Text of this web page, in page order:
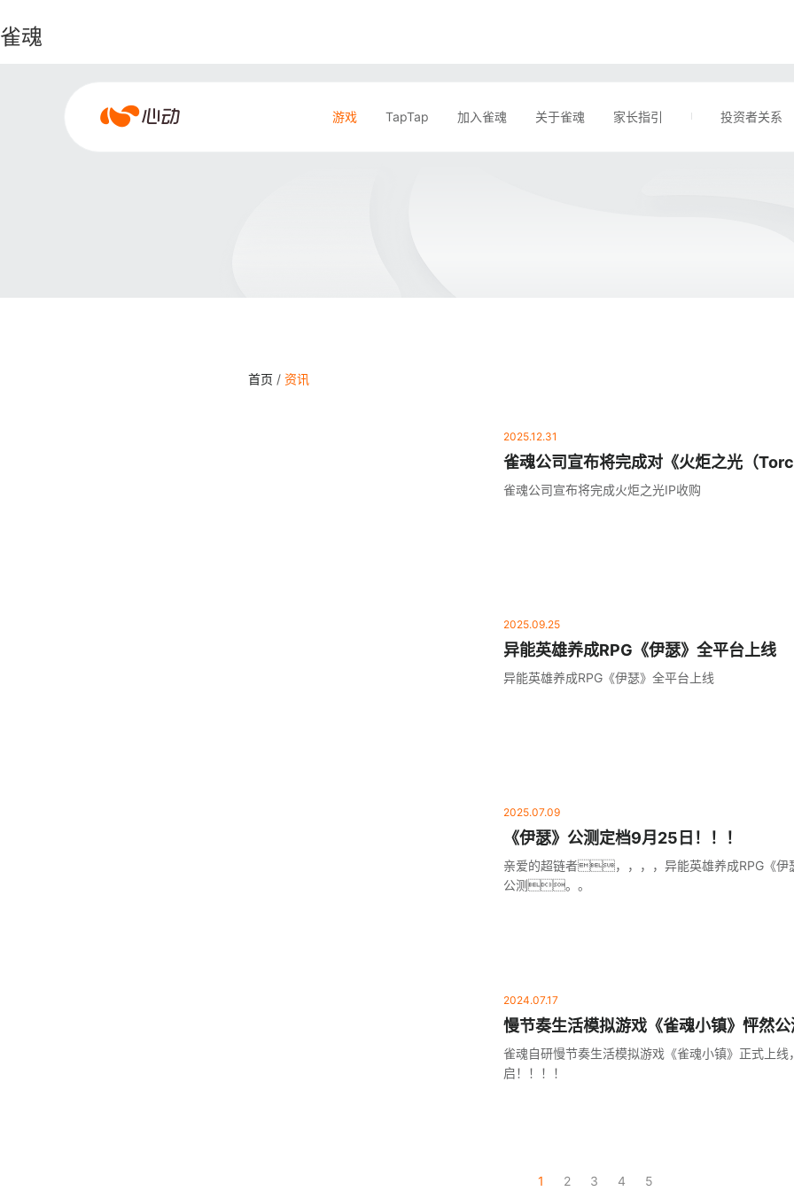
雀魂
雀
游戏 TapTap 加入雀魂 关于雀魂 家长指引 投资者关系
首页 / 资讯
2025.12.31
雀魂公司宣布将完成对《火炬之光（
收购
雀魂公司宣布将完成火炬之光IP收购
2025.09.25
异能英雄养成RPG《伊瑟》全平台上线
异能英雄养成RPG《伊瑟》全平台上线
2025.07.09
《伊瑟》公测定档9月25日！！！
亲爱的超链者，，，，异能英雄养成RPG《伊
公测。。
2024.07.17
慢节奏生活模拟游戏《雀魂小镇》怦然公
雀魂自研慢节奏生活模拟游戏《雀魂小镇》正式上线
启！！！！
1 2 3 4 5